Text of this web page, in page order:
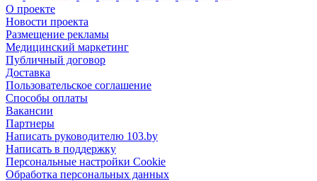
О проекте
Новости проекта
Размещение рекламы
Медицинский маркетинг
Публичный договор
Доставка
Пользовательское соглашение
Способы оплаты
Вакансии
Партнеры
Написать руководителю 103.by
Написать в поддержку
Персональные настройки Cookie
Обработка персональных данных